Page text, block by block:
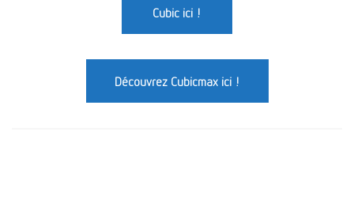
Cubic ici !
Découvrez Cubicmax ici !